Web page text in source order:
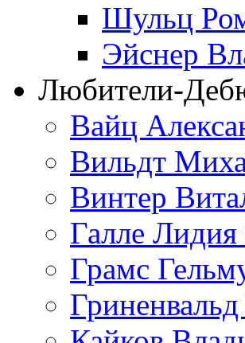
Шульц
Эйснер
Любители-
Вайц
Вильдт
Винтер
Галле
Грамс